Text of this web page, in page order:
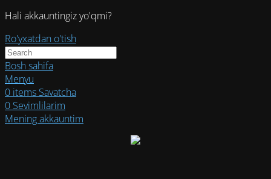
Hali akkauntingiz yo'qmi?
Ro'yxatdan o'tish
Bosh sahifa
Menyu
0 items Savatcha
0 Sevimlilarim
Mening akkauntim